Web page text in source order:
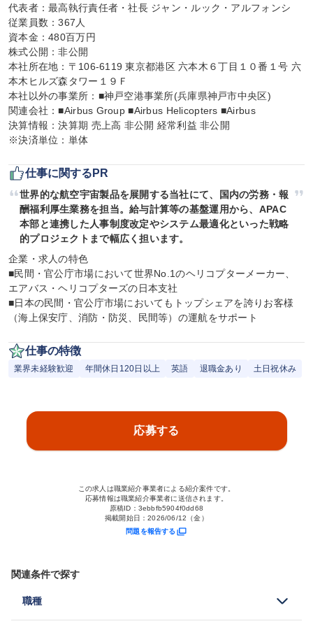
代表者：最高執行責任者・社長 ジャン・ルック・アルフォンシ
従業員数：367人
資本金：480百万円
株式公開：非公開
本社所在地：〒106-6119 東京都港区 六本木６丁目１０番１号 六
本木ヒルズ森タワー１９Ｆ
本社以外の事業所：■神戸空港事業所(兵庫県神戸市中央区)
関連会社：■Airbus Group ■Airbus Helicopters ■Airbus
決算情報：決算期 売上高 非公開 経常利益 非公開
※決済単位：単体
仕事に関するPR
世界的な航空宇宙製品を展開する当社にて、国内の労務・報
酬福利厚生業務を担当。給与計算等の基盤運用から、APAC
本部と連携した人事制度改定やシステム最適化といった戦略
的プロジェクトまで幅広く担います。
企業・求人の特色
■民間・官公庁市場において世界No.1のヘリコプターメーカー、
エアバス・ヘリコプターズの日本支社
■日本の民間・官公庁市場においてもトップシェアを誇りお客様
（海上保安庁、消防・防災、民間等）の運航をサポート
仕事の特徴
業界未経験歓迎 年間休日120日以上 英語 退職金あり 土日祝休み
応募する
この求人は職業紹介事業者による紹介案件です。
応募情報は職業紹介事業者に送信されます。
原稿ID： 3ebbfb5904f0dd68
掲載開始日：2026/06/12（金）
問題を報告する
関連条件で探す
職種